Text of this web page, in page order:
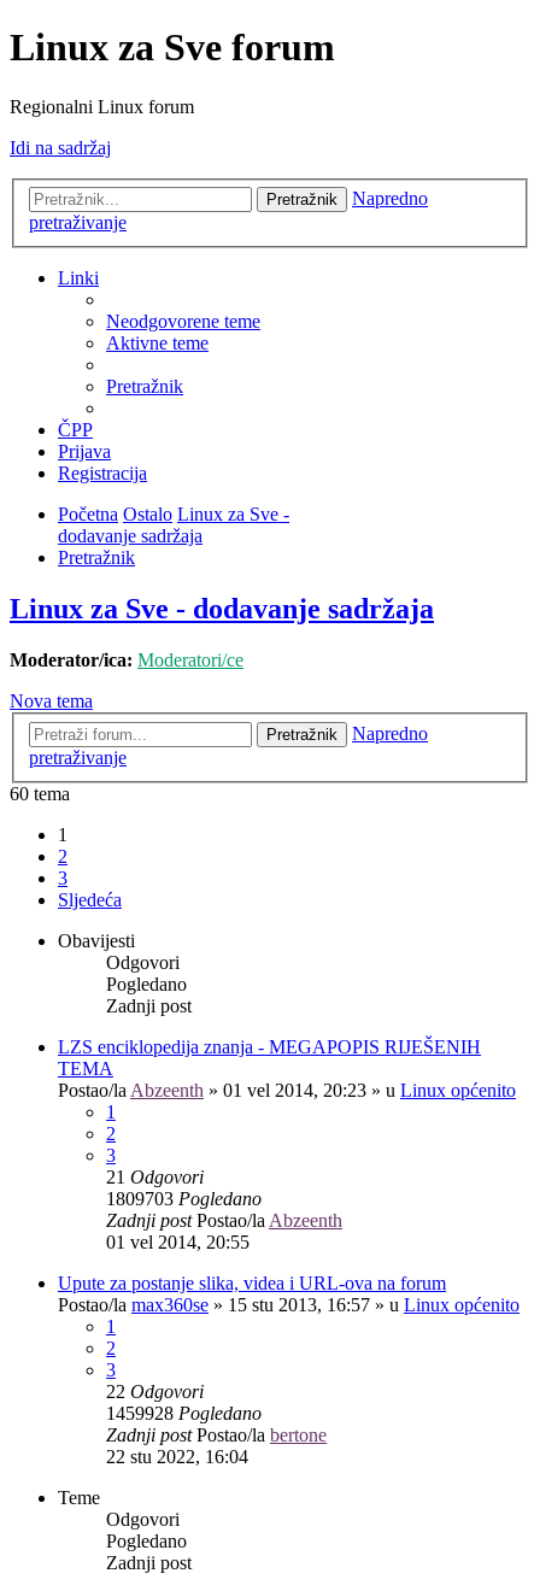
Linux za Sve forum
Regionalni Linux forum
Idi na sadržaj
Pretražnik
Napredno
pretraživanje
Linki
Neodgovorene teme
Aktivne teme
Pretražnik
ČPP
Prijava
Registracija
Početna Ostalo Linux za Sve -
dodavanje sadržaja
Pretražnik
Linux za Sve - dodavanje sadržaja
Moderator/ica: Moderatori/ce
Nova tema
Pretražnik
Napredno
pretraživanje
60 tema
1
2
3
Sljedeća
Obavijesti
Odgovori
Pogledano
Zadnji post
LZS enciklopedija znanja - MEGAPOPIS RIJEŠENIH
TEMA
Postao/la Abzeenth » 01 vel 2014, 20:23 » u Linux općenito
1
2
3
21 Odgovori
1809703 Pogledano
Zadnji postPostao/la Abzeenth
01 vel 2014, 20:55
Upute za postanje slika, videa i URL-ova na forum
Postao/la max360se » 15 stu 2013, 16:57 » u Linux općenito
1
2
3
22 Odgovori
1459928 Pogledano
Zadnji postPostao/la bertone
22 stu 2022, 16:04
Teme
Odgovori
Pogledano
Zadnji post